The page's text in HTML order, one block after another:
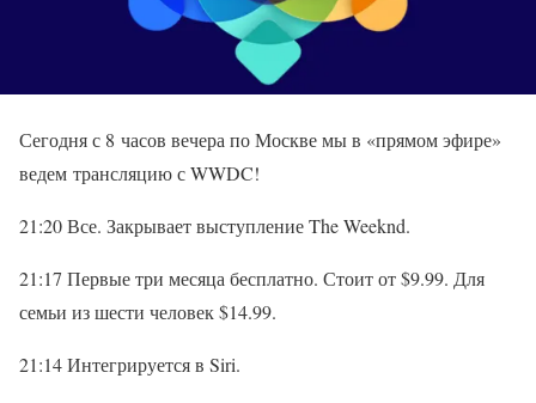
Сегодня с 8 часов вечера по Москве мы в «прямом эфире»
ведем трансляцию с WWDC!
21:20 Все. Закрывает выступление The Weeknd.
21:17 Первые три месяца бесплатно. Стоит от $9.99. Для
семьи из шести человек $14.99.
21:14 Интегрируется в Siri.